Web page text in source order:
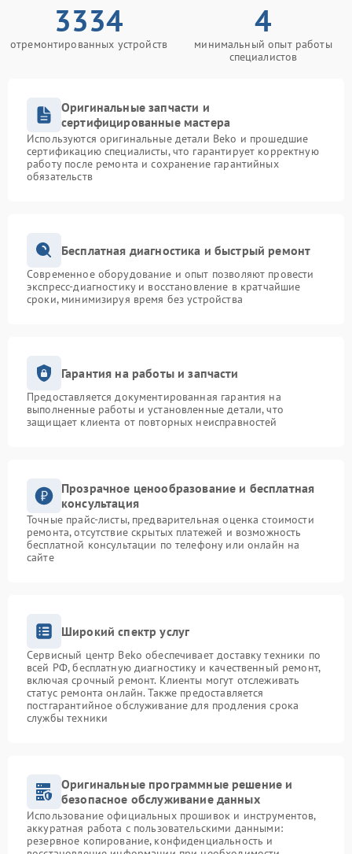
3334
отремонтированных устройств
4
минимальный опыт работы
специалистов
Оригинальные запчасти и
сертифицированные мастера
Используются оригинальные детали Beko и прошедшие
сертификацию специалисты, что гарантирует корректную
работу после ремонта и сохранение гарантийных
обязательств
Бесплатная диагностика и быстрый ремонт
Современное оборудование и опыт позволяют провести
экспресс-диагностику и восстановление в кратчайшие
сроки, минимизируя время без устройства
Гарантия на работы и запчасти
Предоставляется документированная гарантия на
выполненные работы и установленные детали, что
защищает клиента от повторных неисправностей
Прозрачное ценообразование и бесплатная
консультация
Точные прайс-листы, предварительная оценка стоимости
ремонта, отсутствие скрытых платежей и возможность
бесплатной консультации по телефону или онлайн на
сайте
Широкий спектр услуг
Сервисный центр Beko обеспечивает доставку техники по
всей РФ, бесплатную диагностику и качественный ремонт,
включая срочный ремонт. Клиенты могут отслеживать
статус ремонта онлайн. Также предоставляется
постгарантийное обслуживание для продления срока
службы техники
Оригинальные программные решение и
безопасное обслуживание данных
Использование официальных прошивок и инструментов,
аккуратная работа с пользовательскими данными:
резервное копирование, конфиденциальность и